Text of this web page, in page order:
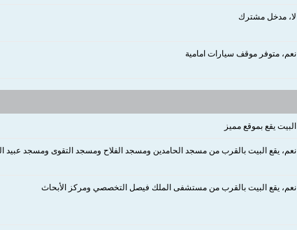
لا، مدخل مشترك
نعم، متوفر موقف سيارات امامية
البيت يقع بموقع مميز
نعم، يقع البيت بالقرب من مسجد الحامدين ومسجد الفلاح ومسجد التقوى ومسجد عبيد
نعم، يقع البيت بالقرب من مستشفى الملك فيصل التخصصي ومركز الأبحاث